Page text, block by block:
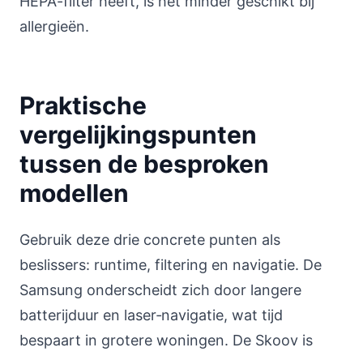
allergieën.
Praktische
vergelijkingspunten
tussen de besproken
modellen
Gebruik deze drie concrete punten als
beslissers: runtime, filtering en navigatie. De
Samsung onderscheidt zich door langere
batterijduur en laser‑navigatie, wat tijd
bespaart in grotere woningen. De Skoov is